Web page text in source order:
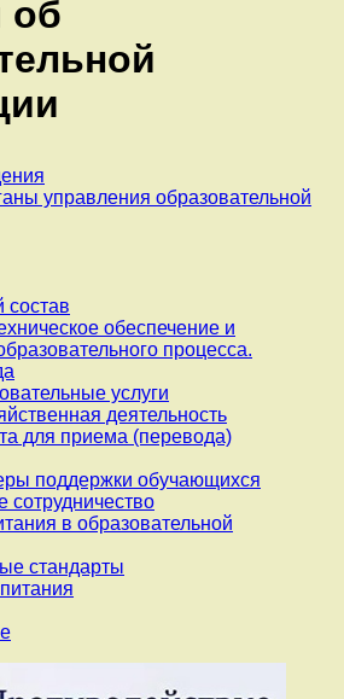
об
управления образовательной
состав
обеспечение и
процесса.
услуги
деятельность
для приема (перевода)
поддержки обучающихся
в образовательной
стандарты